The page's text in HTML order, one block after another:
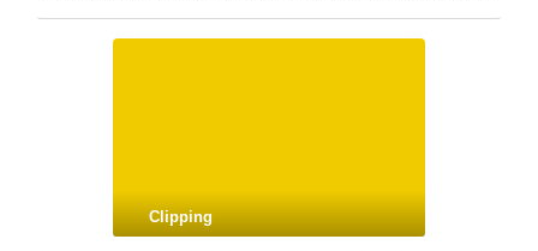
agendadas para os dias 21 e 22 de junho. Informações e
Clipping